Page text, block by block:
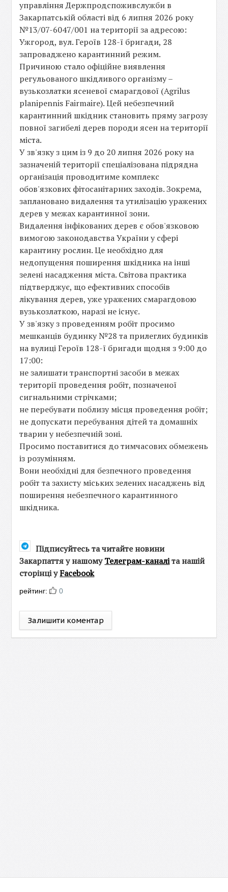
управління Держпродспоживслужби в
Закарпатській області від 6 липня 2026 року
№13/07-6047/001 на території за адресою:
Ужгород, вул. Героїв 128-ї бригади, 28
запроваджено карантинний режим.
Причиною стало офіційне виявлення
регульованого шкідливого організму –
вузькозлатки ясеневої смарагдової (Agrilus
planipennis Fairmaire). Цей небезпечний
карантинний шкідник становить пряму загрозу
повної загибелі дерев породи ясен на території
міста.
У зв'язку з цим із 9 до 20 липня 2026 року на
зазначеній території спеціалізована підрядна
організація проводитиме комплекс
обов'язкових фітосанітарних заходів. Зокрема,
заплановано видалення та утилізацію уражених
дерев у межах карантинної зони.
Видалення інфікованих дерев є обов'язковою
вимогою законодавства України у сфері
карантину рослин. Це необхідно для
недопущення поширення шкідника на інші
зелені насадження міста. Світова практика
підтверджує, що ефективних способів
лікування дерев, уже уражених смарагдовою
вузькозлаткою, наразі не існує.
У зв'язку з проведенням робіт просимо
мешканців будинку №28 та прилеглих будинків
на вулиці Героїв 128-ї бригади щодня з 9:00 до
17:00:
не залишати транспортні засоби в межах
території проведення робіт, позначеної
сигнальними стрічками;
не перебувати поблизу місця проведення робіт;
не допускати перебування дітей та домашніх
тварин у небезпечній зоні.
Просимо поставитися до тимчасових обмежень
із розумінням.
Вони необхідні для безпечного проведення
робіт та захисту міських зелених насаджень від
поширення небезпечного карантинного
шкідника.
Підписуйтесь та читайте новини
Закарпаття у нашомуТелеграм-каналіта нашій
сторінці уFacebook
рейтинг: 0
Залишити коментар